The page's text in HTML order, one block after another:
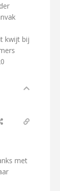
kwijt bij
met